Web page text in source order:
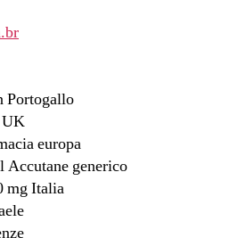
Portogallo
UK
europa
Accutane generico
mg Italia